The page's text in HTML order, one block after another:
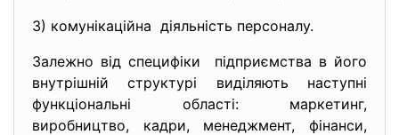
3) комунікаційна діяльність персоналу.
Залежно від специфіки підприємства в його
внутрішній структурі виділяють наступні
функціональні області: маркетинг,
виробництво, кадри, менеджмент, фінанси,